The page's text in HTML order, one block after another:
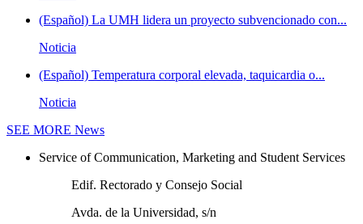
(Español) La UMH lidera un proyecto subvencionado con...
Noticia
(Español) Temperatura corporal elevada, taquicardia o...
Noticia
SEE MORE News
Service of Communication, Marketing and Student Services
Edif. Rectorado y Consejo Social
Avda. de la Universidad, s/n